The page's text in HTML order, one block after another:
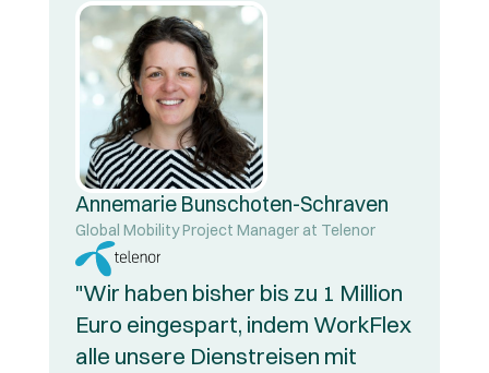
Annemarie Bunschoten-Schraven
Global Mobility Project Manager at Telenor
"Wir haben bisher bis zu 1 Million
Euro eingespart, indem WorkFlex
alle unsere Dienstreisen mit